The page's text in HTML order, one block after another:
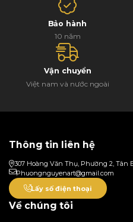
Bảo hành
10 năm
Vận chuyển
Việt nam và nước ngoài
Thông tin liên hệ
307 Hoàng Văn Thụ, Phường 2, Tân
Phuongnguyenart@gmail.com
Lấy số điện thoại
Về chúng tôi